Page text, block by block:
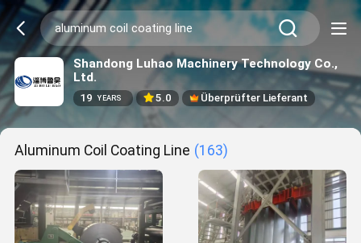
Shandong Luhao Machinery Technology Co.,
Ltd.
19 YEARS 5.0 Überprüfter Lieferant
Aluminum Coil Coating Line (163)